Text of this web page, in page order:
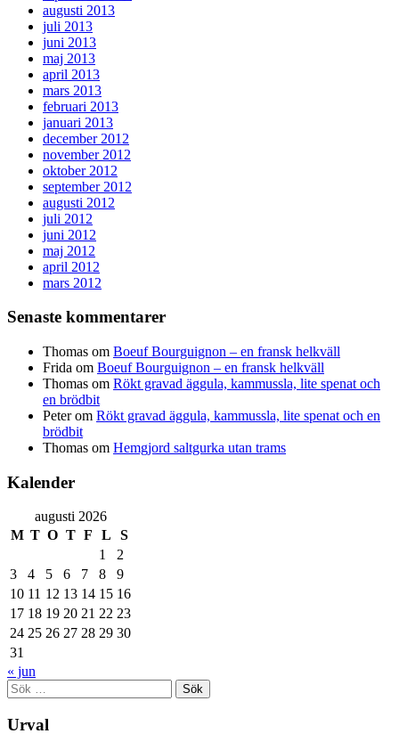
augusti 2013
juli 2013
juni 2013
maj 2013
april 2013
mars 2013
februari 2013
januari 2013
december 2012
november 2012
oktober 2012
september 2012
augusti 2012
juli 2012
juni 2012
maj 2012
april 2012
mars 2012
Senaste kommentarer
Thomas om Boeuf Bourguignon – en fransk helkväll
Frida om Boeuf Bourguignon – en fransk helkväll
Thomas om Rökt gravad äggula, kammussla, lite spenat och
en brödbit
Peterom Rökt gravad äggula, kammussla, lite spenat och en
brödbit
Thomas om Hemgjord saltgurka utan trams
Kalender
augusti 2026
M T O T F L
S
1
2
3
4 5 6 7 8
9
10 11 12 13 14 15 16
17 18 19 20 21 22 23
24 25 26 27 28 29 30
31
« jun
Sök
efter:
Urval